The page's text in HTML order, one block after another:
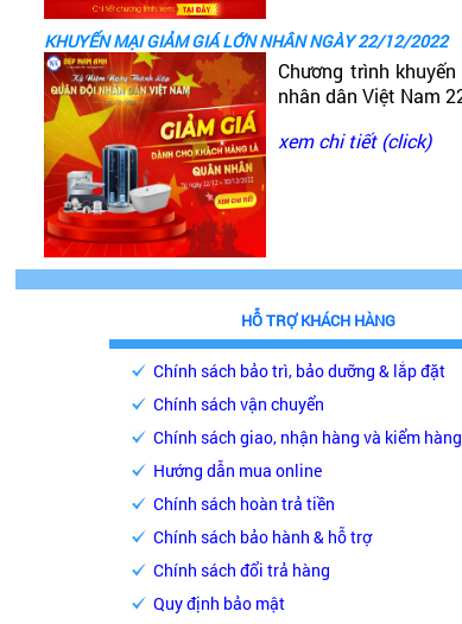
KHUYẾN MẠI GIẢM GIÁ LỚN NHÂN NGÀY 22/12/2022
Chương trình
nhân dân Việt Nam
xem chi tiết (click)
HỖ TRỢ KHÁCH HÀNG
Chính sách bảo trì, bảo dưỡng & lắp đặt
Chính sách vận chuyển
Chính sách giao, nhận hàng và kiểm hàng
Hướng dẫn mua online
Chính sách hoàn trả tiền
Chính sách bảo hành & hỗ trợ
Chính sách đổi trả hàng
Quy định bảo mật